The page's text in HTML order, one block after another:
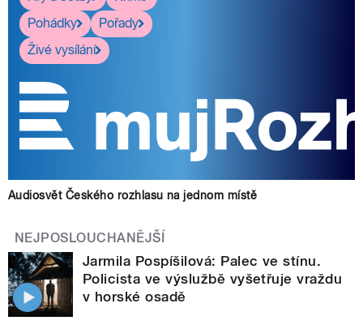
Pohádky
Pořady
Živé vysílání
Audiosvět Českého rozhlasu na jednom místě
NEJPOSLOUCHANĚJŠÍ
Jarmila Pospíšilová: Palec ve stínu.
Policista ve výslužbě vyšetřuje vraždu
v horské osadě